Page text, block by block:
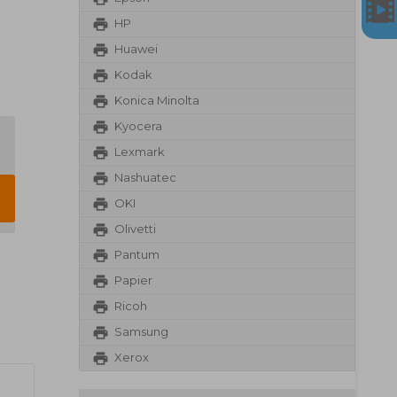
HP
Huawei
Kodak
Konica Minolta
Kyocera
Lexmark
Nashuatec
OKI
Olivetti
Pantum
Papier
Ricoh
Samsung
Xerox